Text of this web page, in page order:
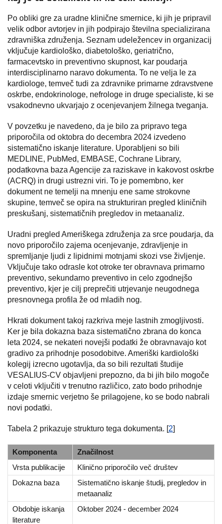
Po obliki gre za uradne klinične smernice, ki jih je pripravil
velik odbor avtorjev in jih podpirajo številna specializirana
zdravniška združenja. Seznam udeležencev in organizacij
vključuje kardiološko, diabetološko, geriatrično,
farmacevtsko in preventivno skupnost, kar poudarja
interdisciplinarno naravo dokumenta. To ne velja le za
kardiologe, temveč tudi za zdravnike primarne zdravstvene
oskrbe, endokrinologe, nefrologe in druge specialiste, ki se
vsakodnevno ukvarjajo z ocenjevanjem žilnega tveganja.
V povzetku je navedeno, da je bilo za pripravo tega
priporočila od oktobra do decembra 2024 izvedeno
sistematično iskanje literature. Uporabljeni so bili
MEDLINE, PubMed, EMBASE, Cochrane Library,
podatkovna baza Agencije za raziskave in kakovost oskrbe
(ACRQ) in drugi ustrezni viri. To je pomembno, ker
dokument ne temelji na mnenju ene same strokovne
skupine, temveč se opira na strukturiran pregled kliničnih
preskušanj, sistematičnih pregledov in metaanaliz.
Uradni pregled Ameriškega združenja za srce poudarja, da
novo priporočilo zajema ocenjevanje, zdravljenje in
spremljanje ljudi z lipidnimi motnjami skozi vse življenje.
Vključuje tako odrasle kot otroke ter obravnava primarno
preventivo, sekundarno preventivo in celo zgodnejšo
preventivo, kjer je cilj preprečiti utrjevanje neugodnega
presnovnega profila že od mladih nog.
Hkrati dokument takoj razkriva meje lastnih zmogljivosti.
Ker je bila dokazna baza sistematično zbrana do konca
leta 2024, se nekateri novejši podatki že obravnavajo kot
gradivo za prihodnje posodobitve. Ameriški kardiološki
kolegij izrecno ugotavlja, da so bili rezultati študije
VESALIUS-CV objavljeni prepozno, da bi jih bilo mogoče
v celoti vključiti v trenutno različico, zato bodo prihodnje
izdaje smernic verjetno še prilagojene, ko se bodo nabrali
novi podatki.
Tabela 2 prikazuje strukturo tega dokumenta. [2]
Komponenta
Značilnost
Vrsta publikacije
Klinično priporočilo več društev
Dokazna baza
Sistematično iskanje študij, pregledov in
metaanaliz
Obdobje iskanja
literature
Oktober 2024 - december 2024